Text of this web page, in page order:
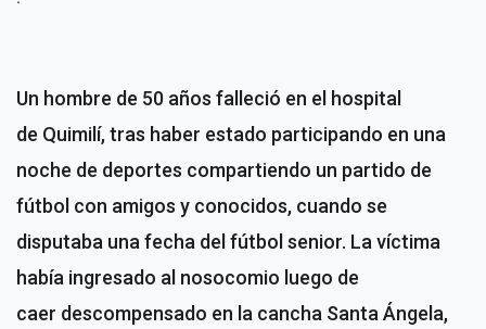
Un hombre de 50 años falleció en el hospital
de Quimilí, tras haber estado participando en una
noche de deportes compartiendo un partido de
fútbol con amigos y conocidos, cuando se
disputaba una fecha del fútbol senior. La víctima
había ingresado al nosocomio luego de
caer descompensado en la cancha Santa Ángela,